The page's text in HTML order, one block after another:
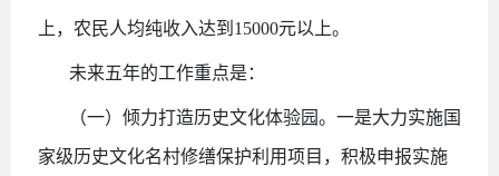
上，农民人均纯收入达到15000元以上。
未来五年的工作重点是：
（一）倾力打造历史文化体验园。一是大力实施国
家级历史文化名村修缮保护利用项目，积极申报实施